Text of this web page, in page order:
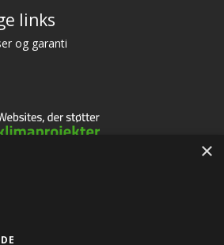
links
og garanti
×